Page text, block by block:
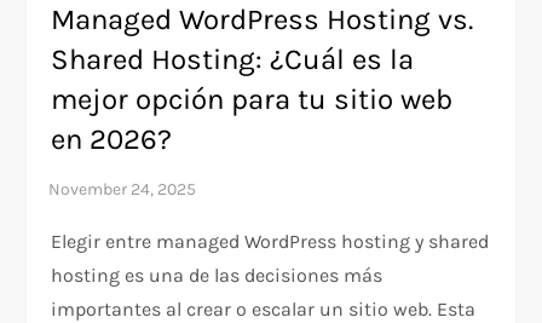
Managed WordPress Hosting vs.
Shared Hosting: ¿Cuál es la
mejor opción para tu sitio web
en 2026?
Elegir entre managed WordPress hosting y shared
hosting es una de las decisiones más
importantes al crear o escalar un sitio web. Esta